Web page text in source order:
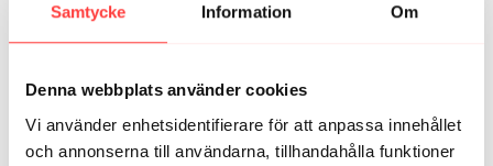
Samtycke Information Om
Denna webbplats använder cookies
Vi använder enhetsidentifierare för att anpassa innehållet
och annonserna till användarna, tillhandahålla funktioner
2
En riktig genomkörare! Precis vad jag hoppades på
3